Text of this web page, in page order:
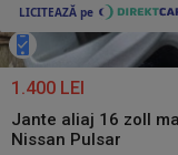
1.400 LEI
Jante aliaj 16 zoll
Nissan Pulsar